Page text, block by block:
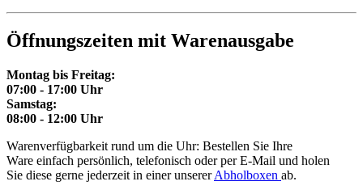
Öffnungszeiten mit Warenausgabe
Montag bis Freitag:
07:00 - 17:00 Uhr
Samstag:
08:00 - 12:00 Uhr
Warenverfügbarkeit rund um die Uhr: Bestellen Sie Ihre
Ware einfach persönlich, telefonisch oder per E-Mail und holen
Sie diese gerne jederzeit in einer unsererAbholboxen ab.